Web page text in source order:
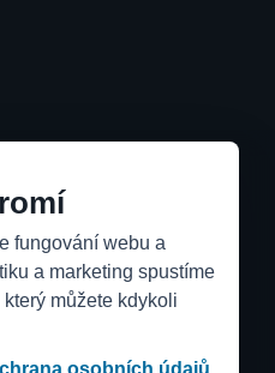
fungování webu a
a marketing spustíme
můžete kdykoli
osobních údajů